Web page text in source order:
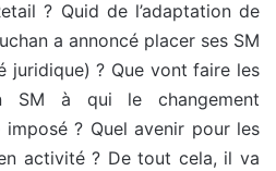
? Quid de l’adaptation de
a annoncé placer ses SM
juridique) ? Que vont faire les
SM à qui le changement
imposé ? Quel avenir pour les
activité ? De tout cela, il va